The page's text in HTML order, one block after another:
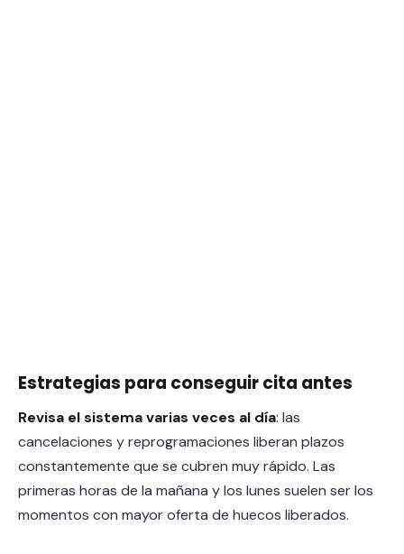
Estrategias para conseguir cita antes
Revisa el sistema varias veces al día: las
cancelaciones y reprogramaciones liberan plazos
constantemente que se cubren muy rápido. Las
primeras horas de la mañana y los lunes suelen ser los
momentos con mayor oferta de huecos liberados.